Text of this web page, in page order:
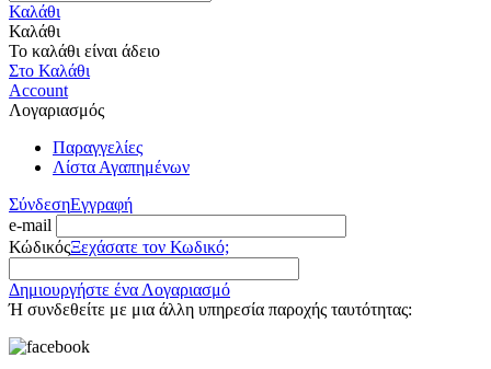
Καλάθι
Καλάθι
Το καλάθι είναι άδειο
Στο Καλάθι
Account
Λογαριασμός
Παραγγελίες
Λίστα Αγαπημένων
ΣύνδεσηΕγγραφή
e-mail
ΚώδικόςΞεχάσατε τον Κωδικό;
Δημιουργήστε ένα Λογαριασμό
Ή συνδεθείτε με μια άλλη υπηρεσία παροχής ταυτότητας: